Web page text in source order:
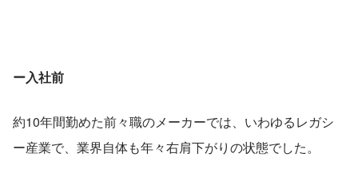
ー入社前
約10年間勤めた前々職のメーカーでは、いわゆるレガシ
ー産業で、業界自体も年々右肩下がりの状態でした。